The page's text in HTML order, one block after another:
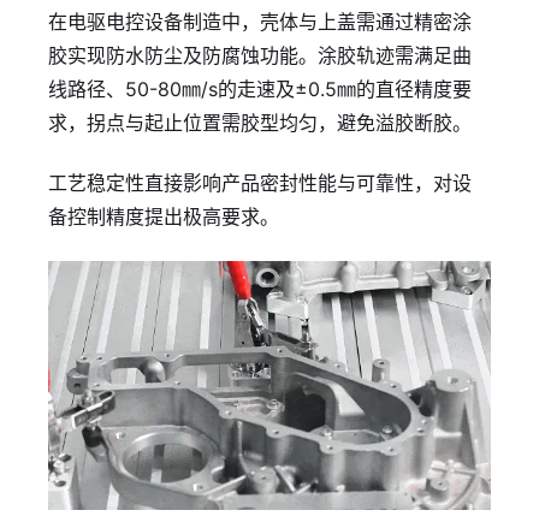
在电驱电控设备制造中，壳体与上盖需通过精密涂
胶实现防水防尘及防腐蚀功能。涂胶轨迹需满足曲
线路径、50-80㎜/s的走速及±0.5㎜的直径精度要
求，拐点与起止位置需胶型均匀，避免溢胶断胶。
工艺稳定性直接影响产品密封性能与可靠性，对设
备控制精度提出极高要求。